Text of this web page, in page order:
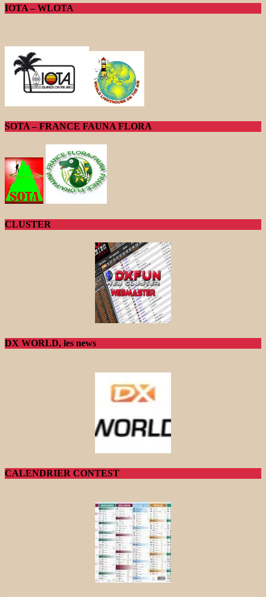
IOTA – WLOTA
SOTA – FRANCE FAUNA FLORA
CLUSTER
DX WORLD, les news
CALENDRIER CONTEST